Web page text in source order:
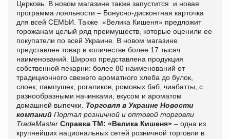
Церковь . В новом магазине также запустится и новая
программа лояльности – Бонусно-дисконтная карточка
для всей СЕМЬИ. Также «Велика Кишеня» предложит
горожанам целый ряд преимуществ, которые оценили ее
покупатели по всей Украине. В новом магазине
представлен товар в количестве более 17 тысяч
наименований. Широко представлена продукция
собственной пекарни: более 80 наименований от
традиционного свежего ароматного хлеба до булок,
слоек, пампушек, рогаликов, ромовых баб, чиабатты, с
разнообразными начинками, вкусом и ароматом
домашней выпечки. Торговля в Украине Новости
компаний Портал розничной и оптовой торговли
TradeMaster Справка ТМ: «Велика Кишеня» – одна из
крупнейших национальных сетей розничной торговли в